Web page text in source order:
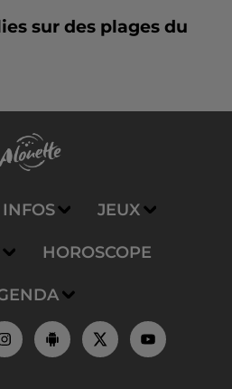
sur des plages du
INFOS JEUX
HOROSCOPE